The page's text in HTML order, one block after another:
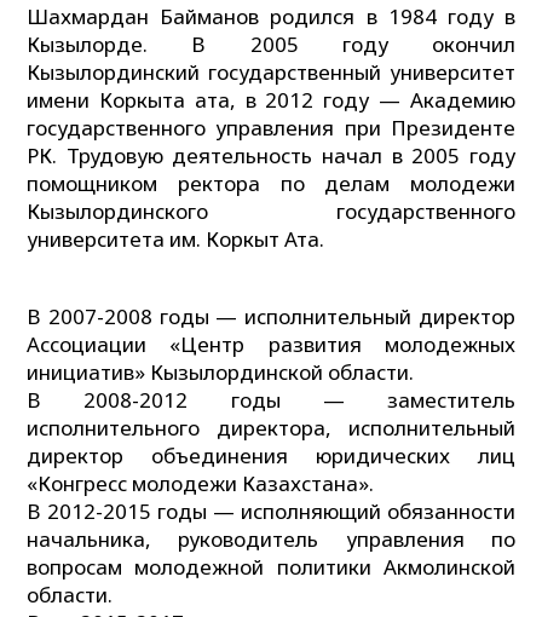
Шахмардан Байманов родился в 1984 году в
Кызылорде. В 2005 году окончил
Кызылординский государственный университет
имени Коркыта ата, в 2012 году — Академию
государственного управления при Президенте
РК. Трудовую деятельность начал в 2005 году
помощником ректора по делам молодежи
Кызылординского государственного
университета им. Коркыт Ата.
В 2007-2008 годы — исполнительный директор
Ассоциации «Центр развития молодежных
инициатив» Кызылординской области.
В 2008-2012 годы — заместитель
исполнительного директора, исполнительный
директор объединения юридических лиц
«Конгресс молодежи Казахстана».
В 2012-2015 годы — исполняющий обязанности
начальника, руководитель управления по
вопросам молодежной политики Акмолинской
области.